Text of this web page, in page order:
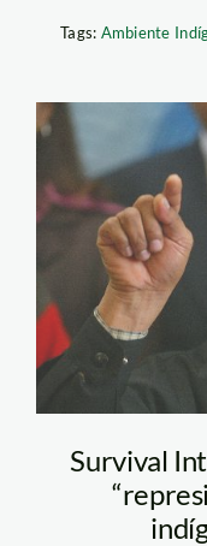
Tags: Ambiente
Survival